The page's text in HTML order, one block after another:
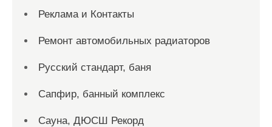
Реклама и Контакты
Ремонт автомобильных радиаторов
Русский стандарт, баня
Сапфир, банный комплекс
Сауна, ДЮСШ Рекорд